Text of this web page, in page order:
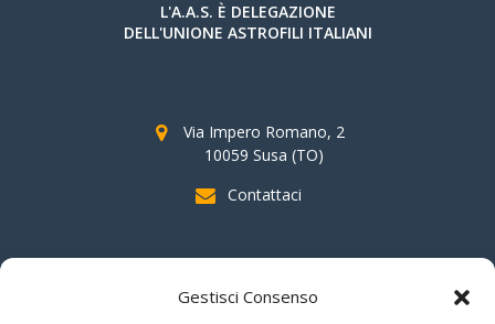
Gestisci Consenso
L'A.A.S. È DELEGAZIONE
DELL'UNIONE ASTROFILI ITALIANI
Via Impero Romano, 2
10059 Susa (TO)
Contattaci
SOSTIENI AAS